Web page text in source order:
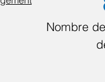
Nombre